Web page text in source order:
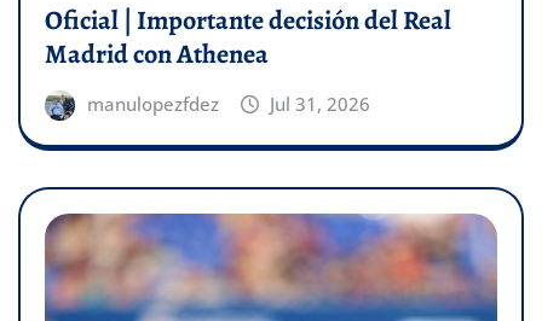
Oficial | Importante decisión del Real
Madrid con Athenea
manulopezfdez Jul 31, 2026